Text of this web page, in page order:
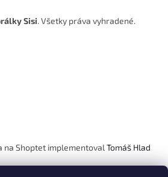
Sisi. Všetky práva vyhradené.
na Shoptet implementoval Tomáš Hlad